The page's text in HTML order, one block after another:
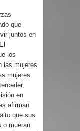
que
juntos en
los
las mujeres
mujeres
en
afirman
que sus
o mueran